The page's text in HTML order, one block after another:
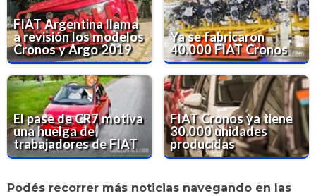
FIAT Argentina llama
a revisión los modelos
Cronos y Argo 2019
Ya se fabricaron
40.000 FIAT Cronos
El pase de CR7 motiva
una huelga de
trabajadores de FIAT
FIAT Cronos ya tiene
30.000 unidades
producidas
Podés recorrer más noticias navegando en las